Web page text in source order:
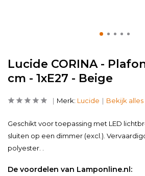
Lucide CORINA -
cm - 1xE27 - Beige
Merk: Lucide Bekijk
Geschikt voor toepassing met LED
sluiten op een dimmer (excl.).
polyester. .
De voordelen van Lamponline.nl: